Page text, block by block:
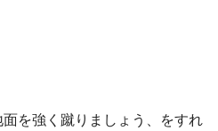
を強く蹴りましょう、をすれ